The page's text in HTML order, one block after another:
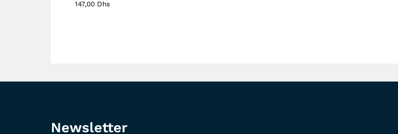
147,00 Dhs
Newsletter